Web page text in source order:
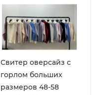
Свитер оверсайз с
горлом больших
размеров 48-58